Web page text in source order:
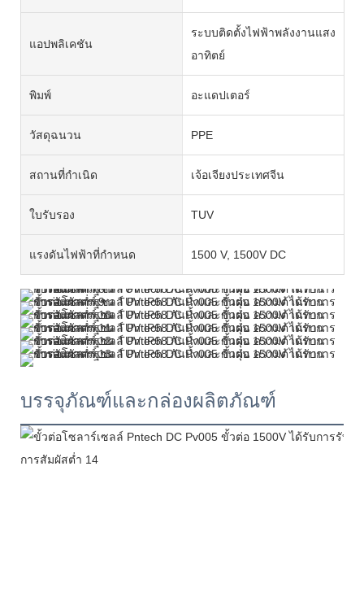
แอปพลิเคชัน
ระบบติดตั้งไฟฟ้าพลังงานแสง
อาทิตย์
พิมพ์ อะแดปเตอร์
วัสดุฉนวน PPE
สถานที่กำเนิด เจ้อเจียงประเทศจีน
ใบรับรอง TUV
แรงดันไฟฟ้าที่กำหนด 1500 V, 1500V DC
บรรจุภัณฑ์และกล่องผลิตภัณฑ์